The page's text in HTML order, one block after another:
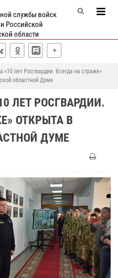
службы войск
Российской
области
«10 лет Росгвардии. Всегда на страже»
областной Думе
ЛЕТ РОСГВАРДИИ.
ОТКРЫТА В
ДУМЕ